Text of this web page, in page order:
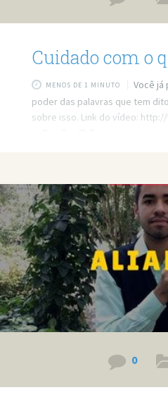
Cuidado com o
MENOS DE 1 MINUTO
Você já
poder das palavras que tem
sobre isso. Link do vídeo:
0